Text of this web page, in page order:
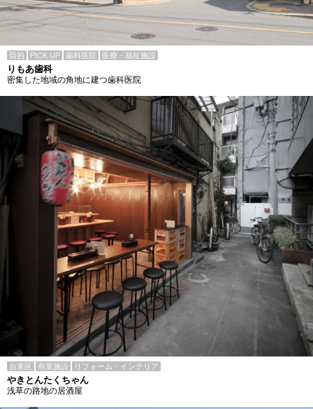
目的 PICK UP 歯科医院 医療・福祉施設
りもあ歯科
密集した地域の角地に建つ歯科医院
台東区 商業施設 リフォーム・インテリア
やきとんたくちゃん
浅草の路地の居酒屋